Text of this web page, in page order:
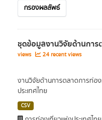
กรองผลลัพธ์
ชุดข้อมูลงานวิจัยด้านการ
views
24 recent views
งานวิจัยด้านการตลาดการท่อ
ประเทศไทย
CSV